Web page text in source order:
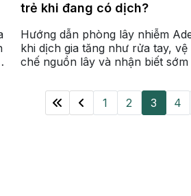
trẻ khi đang có dịch?
Hướng dẫn phòng lây nhiễm
khi dịch gia tăng như rửa tay,
chế nguồn lây và nhận biết
1 2 3 4